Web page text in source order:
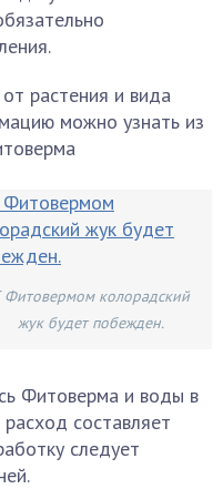
растения и вида
можно узнать из
Фитовермом колорадский
жук будет побежден.
Фитоверма и воды в
составляет
следует